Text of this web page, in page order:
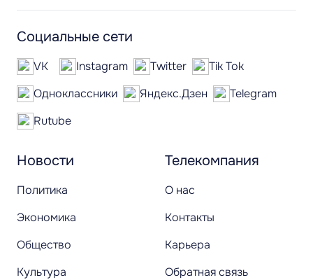
Новости
Политика
Экономика
Общество
Культура
Телекомпания
О нас
Контакты
Карьера
Обратная связь
Социальные сети
VK Instagram Twitter
Tik Tok
Одноклассники
Яндекс.Дзен
Telegram
Rutube